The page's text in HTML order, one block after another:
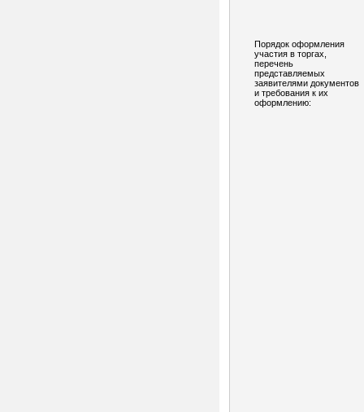
Порядок оформления
участия в торгах,
перечень
представляемых
заявителями документов
и требования к их
оформлению: